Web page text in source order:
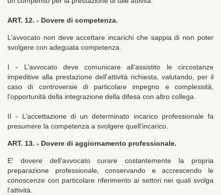
ART. 12. - Dovere di competenza.
L’avvocato non deve accettare incarichi che sappia di non poter
svolgere con adeguata competenza.
I - L’avvocato deve comunicare all’assistito le circostanze
impeditive alla prestazione dell’attività richiesta, valutando, per il
caso di controversie di particolare impegno e complessità,
l’opportunità della integrazione della difesa con altro collega.
II - L’accettazione di un determinato incarico professionale fa
presumere la competenza a svolgere quell’incarico.
ART. 13. - Dovere di aggiornamento professionale.
E' dovere dell'avvocato curare costantemente la propria
preparazione professionale, conservando e accrescendo le
conoscenze con particolare riferimento ai settori nei quali svolga
l'attività.